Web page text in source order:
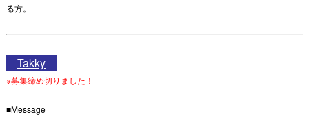
る方。
Takky
※募集締め切りました！
■Message